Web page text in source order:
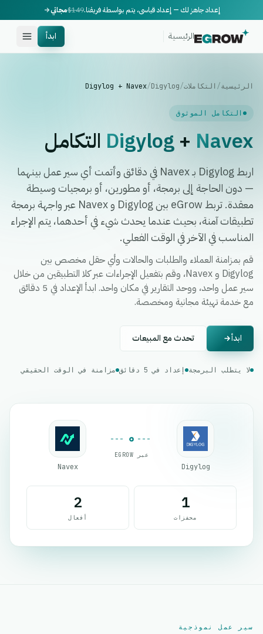
إعداد جاهز لك — إعداد قياسي، يتم بواسطة فريقنا.$149مجاني
الرئيسية ابدأ
الرئيسية/ التكاملات/
Digylog
/
Digylog + Navex
التكامل الموثوق
Digylog+ Navex التكامل
اربط Digylog بـ Navex في دقائق وأتمت أي سير عمل بينهما
— دون الحاجة إلى برمجة، أو مطورين، أو برمجيات وسيطة
معقدة. تربط eGrow بين Digylog و Navex عبر واجهة برمجة
تطبيقات آمنة، بحيث عندما يحدث شيء في أحدهما، يتم الإجراء
المناسب في الآخر في الوقت الفعلي.
قم بمزامنة العملاء والطلبات والحالات وأي حقل مخصص بين
Digylog و Navex، وقم بتفعيل الإجراءات عبر كلا التطبيقين من خلال
سير عمل واحد، ووحد التقارير في مكان واحد. ابدأ الإعداد في 5 دقائق
مع خدمة تهيئة مجانية ومخصصة.
ابدأ تحدث مع المبيعات
لا يتطلب البرمجة إعداد في 5 دقائق مزامنة في الوقت الحقيقي
Digylog
عبر EGROW
Navex
1
محفزات
2
أفعال
سير عمل نموذجية